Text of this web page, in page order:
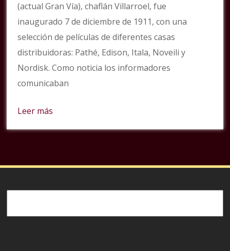
(actual Gran Vía), chaflán Villarroel, fue
inaugurado 7 de diciembre de 1911, con una
selección de películas de diferentes casas
distribuidoras: Pathé, Edison, Itala, Noveili y
Nordisk. Como noticia los informadores
comunicaban
Leer más